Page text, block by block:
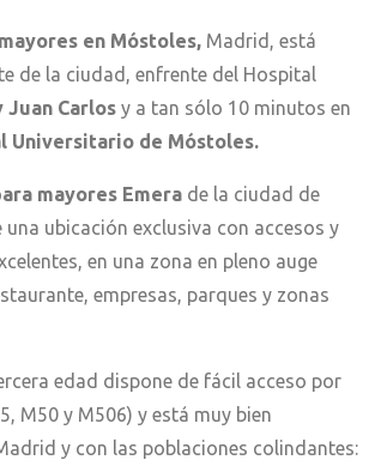
en Móstoles, Madrid, está
de la ciudad, enfrente del Hospital
Juan Carlos y a tan sólo 10 minutos en
Universitario de Móstoles.
mayores Emera de la ciudad de
ubicación exclusiva con accesos y
en una zona en pleno auge
empresas, parques y zonas
edad dispone de fácil acceso por
M50 y M506) y está muy bien
y con las poblaciones colindantes: